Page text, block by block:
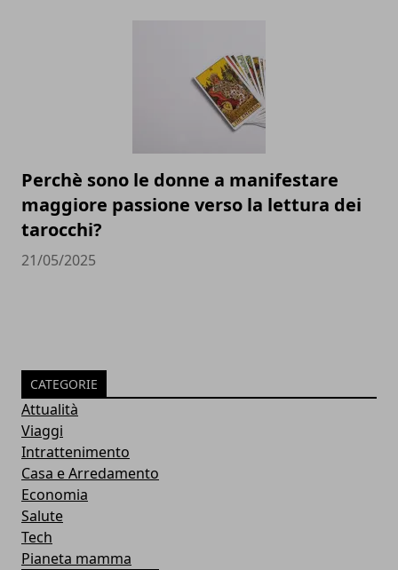
Perchè sono le donne a manifestare
maggiore passione verso la lettura dei
tarocchi?
21/05/2025
CATEGORIE
Attualità
Viaggi
Intrattenimento
Casa e Arredamento
Economia
Salute
Tech
Pianeta mamma